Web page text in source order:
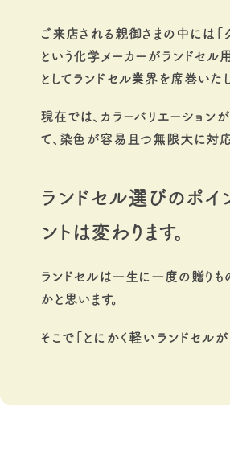
ご来店される親御さまの中には「
という化学メーカーがランドセ
としてランドセル業界を席巻いたし
現在では、カラーバリエーション
て、染色が容易且つ無限大に対応
ランドセル選びのポイ
ントは変わります。
ランドセルは一生に一度の贈り
かと思います。
そこで「とにかく軽いランドセル